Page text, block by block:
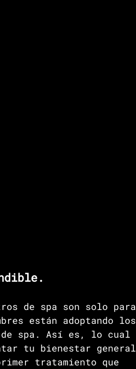
de spa son solo para
están adoptando los
spa. Así es, lo cual
tu bienestar general
tratamiento que